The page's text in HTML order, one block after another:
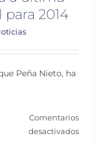
para 2014
Peña Nieto, ha
Comentarios
desactivadosen